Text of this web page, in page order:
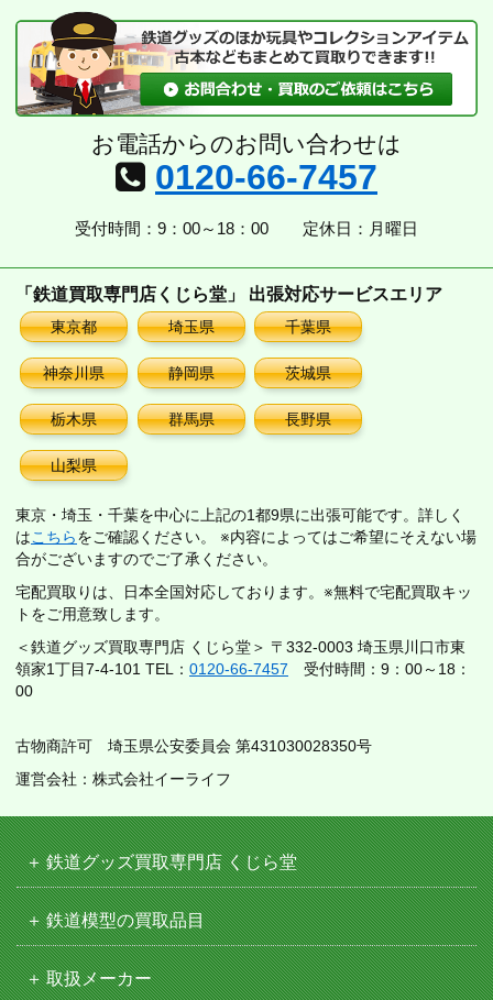
ブ
お電話からのお問い合わせは
0120-66-7457
受付時間：9：00～18：00 定休日：月曜日
「鉄道買取専門店くじら堂」 出張対応サービスエリア
東京都 埼玉県 千葉県
神奈川県 静岡県 茨城県
栃木県 群馬県 長野県
山梨県
東京・埼玉・千葉を中心に上記の1都9県に出張可能です。詳しく
はこちらをご確認ください。 ※内容によってはご希望にそえない場
合がございますのでご了承ください。
宅配買取りは、日本全国対応しております。※無料で宅配買取キッ
トをご用意致します。
＜鉄道グッズ買取専門店 くじら堂＞ 〒332-0003 埼玉県川口市東
領家1丁目7-4-101 TEL： 0120-66-7457 受付時間：9：00～18：
00
古物商許可 埼玉県公安委員会 第431030028350号
運営会社：株式会社イーライフ
鉄道グッズ買取専門店 くじら堂
鉄道模型の買取品目
取扱メーカー